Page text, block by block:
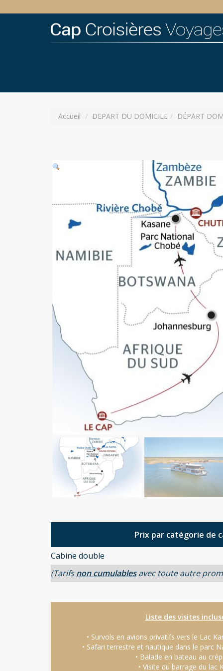
Accueil DEPART DU DOMICILE DÉPART
Prix par catégorie de
Cabine double
(Tarifsnon cumulablesavec toute autre
Liste des visites
• Survols en avions privatifs vers le Lac
• Safari terrestre et nautique dans le parc
• Balade en bateau au
• Visite du barrage du lac